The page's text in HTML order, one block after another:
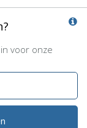
voor onze